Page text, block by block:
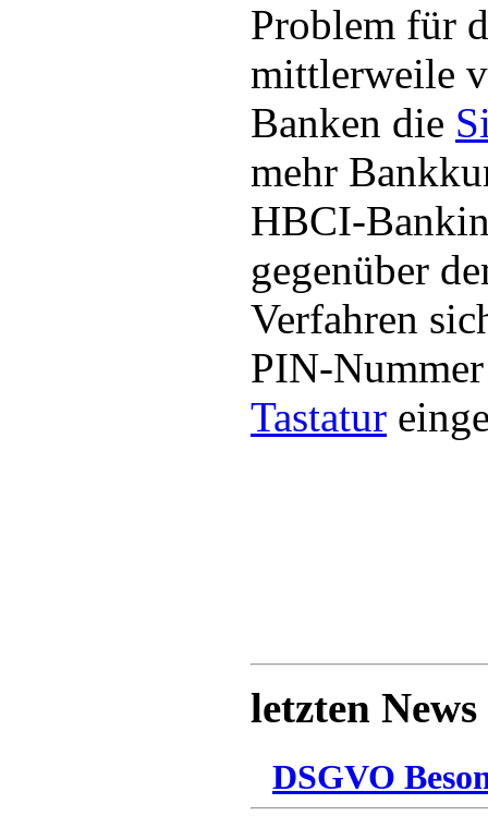
Problem für
mittlerweile
Banken die
mehr
HBCI-
gegenüber
Verfahren
PIN-
Tastatur
letzten News
DSGVO